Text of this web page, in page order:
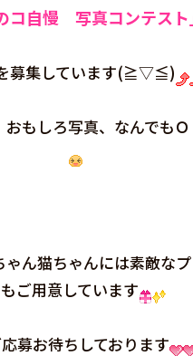
コ自慢 写真コンテスト
募集しています(≧▽≦)
もしろ写真、なんでも
ゃん猫ちゃんには素敵な
もご用意しています
募お待ちしております